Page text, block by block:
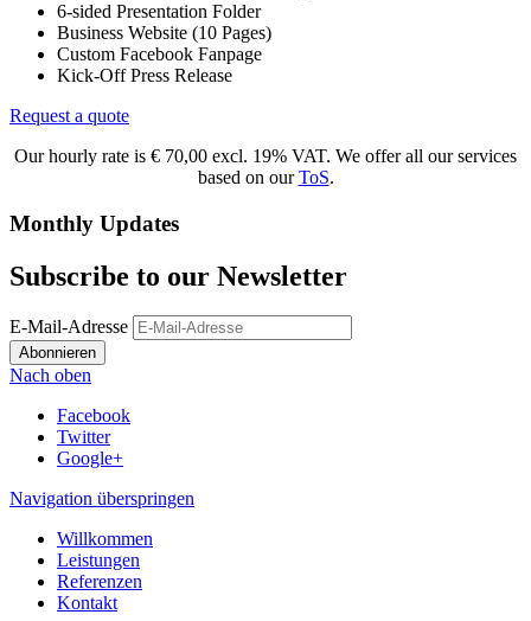
6-sided Presentation Folder
Business Website (10 Pages)
Custom Facebook Fanpage
Kick-Off Press Release
Request a quote
Our hourly rate is € 70,00 excl. 19% VAT. We offer all our services
based on ourToS.
Monthly Updates
Subscribe to our Newsletter
E-Mail-Adresse
Abonnieren
Nach oben
Facebook
Twitter
Google+
Navigation überspringen
Willkommen
Leistungen
Referenzen
Kontakt